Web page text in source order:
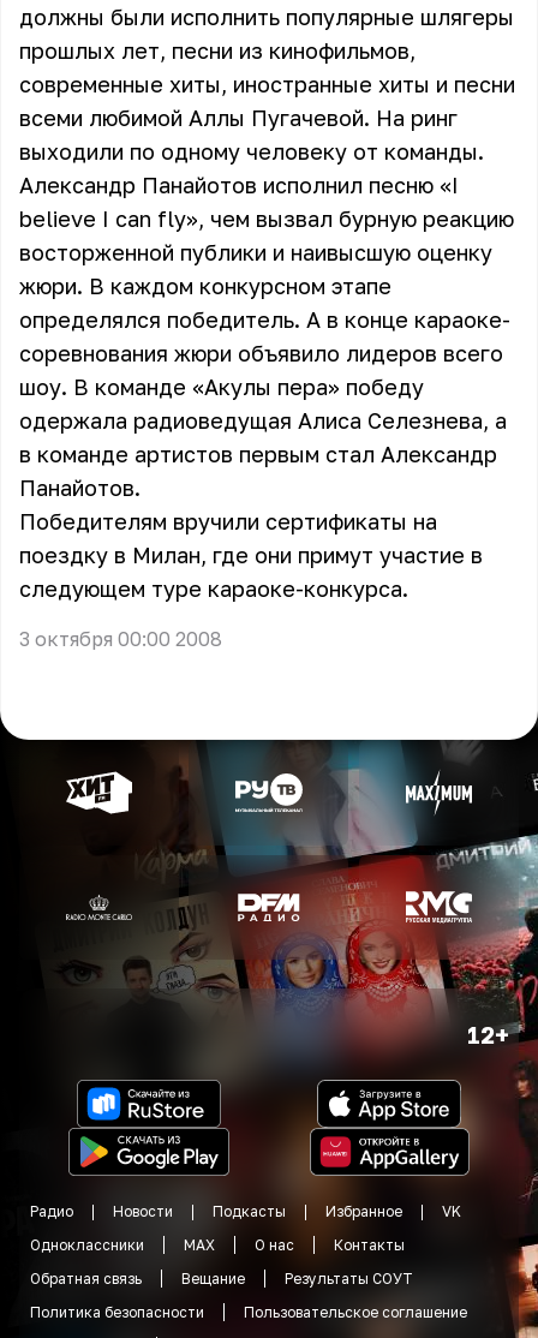
должны были исполнить популярные шлягеры
прошлых лет, песни из кинофильмов,
современные хиты, иностранные хиты и песни
всеми любимой Аллы Пугачевой. На ринг
выходили по одному человеку от команды.
Александр Панайотов исполнил песню «I
believe I can fly», чем вызвал бурную реакцию
восторженной публики и наивысшую оценку
жюри. В каждом конкурсном этапе
определялся победитель. А в конце караоке-
соревнования жюри объявило лидеров всего
шоу. В команде «Акулы пера» победу
одержала радиоведущая Алиса Селезнева, а
в команде артистов первым стал Александр
Панайотов.
Победителям вручили сертификаты на
поездку в Милан, где они примут участие в
следующем туре караоке-конкурса.
3 октября 00:00 2008
12+
Радио Новости Подкасты Избранное
VK
Одноклассники
MAX О нас
Контакты
Обратная связь
Вещание
Результаты СОУТ
Политика безопасности
Пользовательское соглашение